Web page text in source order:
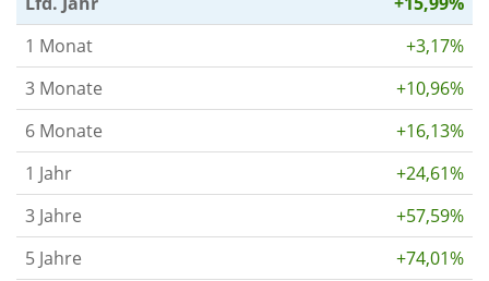
1 Monat
+3,17%
3 Monate
+10,96%
6 Monate
+16,13%
1 Jahr
+24,61%
3 Jahre
+57,59%
5 Jahre
+74,01%